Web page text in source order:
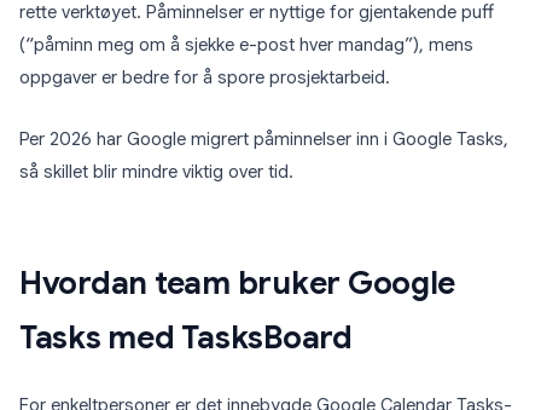
rette verktøyet. Påminnelser er nyttige for gjentakende puff
(“påminn meg om å sjekke e-post hver mandag”), mens
oppgaver er bedre for å spore prosjektarbeid.
Per 2026 har Google migrert påminnelser inn i Google Tasks,
så skillet blir mindre viktig over tid.
Hvordan team bruker Google
Tasks med TasksBoard
For enkeltpersoner er det innebygde Google Calendar Tasks-